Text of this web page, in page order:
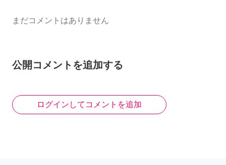
まだコメントはありません
公開コメントを追加する
ログインしてコメントを追加